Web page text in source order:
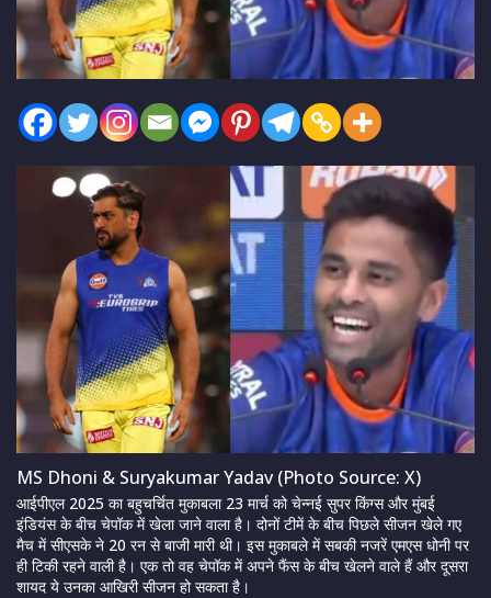
MS Dhoni & Suryakumar Yadav (Photo Source: X)
आईपीएल 2025 का बहुचर्चित मुकाबला 23 मार्च को चेन्नई सुपर किंग्स और मुंबई
इंडियंस के बीच चेपॉक में खेला जाने वाला है। दोनों टीमें के बीच पिछले सीजन खेले गए
मैच में सीएसके ने 20 रन से बाजी मारी थी। इस मुकाबले में सबकी नजरें एमएस धोनी पर
ही टिकी रहने वाली है। एक तो वह चेपॉक में अपने फैंस के बीच खेलने वाले हैं और दूसरा
शायद ये उनका आखिरी सीजन हो सकता है।